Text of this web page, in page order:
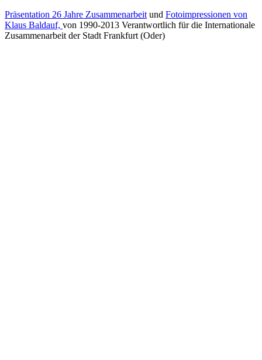
Präsentation 26 Jahre Zusammenarbeit und Fotoimpressionen von
Klaus Baldauf, von 1990-2013 Verantwortlich für die Internationale
Zusammenarbeit der Stadt Frankfurt (Oder)